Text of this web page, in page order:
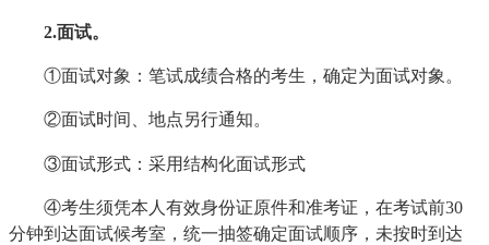
2.面试。
①面试对象：笔试成绩合格的考生，确定为面试对象。
②面试时间、地点另行通知。
③面试形式：采用结构化面试形式
④考生须凭本人有效身份证原件和准考证，在考试前30
分钟到达面试候考室，统一抽签确定面试顺序，未按时到达